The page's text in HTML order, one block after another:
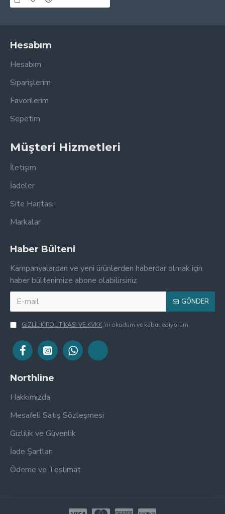
Hesabım
Hesabım
Siparişlerim
Favorilerim
Sepetim
Müşteri Hizmetleri
İletişim
İadeler
Site Haritası
Markalar
Haber Bülteni
Kampanyalardan ve yeni ürünlerden haberdar olmak için
haber bültenimize abone olabilirsiniz
GÖNDER
GİZLİLİK POLİTİKASI VE KVKK 'ni okudum ve kabul ediyorum.
Northline
Hakkımızda
Mesafeli Satış Sözleşmesi
Gizlilik ve Güvenlik
İade Şartları
Ödeme ve Teslimat